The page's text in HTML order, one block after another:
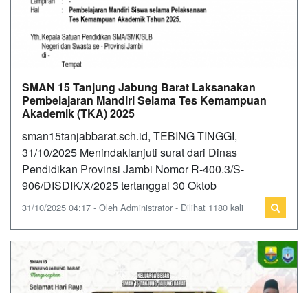
SMAN 15 Tanjung Jabung Barat Laksanakan
Pembelajaran Mandiri Selama Tes Kemampuan
Akademik (TKA) 2025
sman15tanjabbarat.sch.id, TEBING TINGGI,
31/10/2025 Menindaklanjuti surat dari Dinas
Pendidikan Provinsi Jambi Nomor R-400.3/S-
906/DISDIK/X/2025 tertanggal 30 Oktob
31/10/2025 04:17 - Oleh Administrator - Dilihat 1180 kali